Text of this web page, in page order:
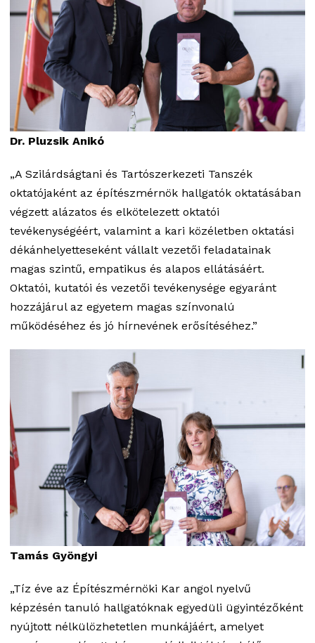
Dr. Pluzsik Anikó
„A Szilárdságtani és Tartószerkezeti Tanszék
oktatójaként az építészmérnök hallgatók oktatásában
végzett alázatos és elkötelezett oktatói
tevékenységéért, valamint a kari közéletben oktatási
dékánhelyetteseként vállalt vezetői feladatainak
magas szintű, empatikus és alapos ellátásáért.
Oktatói, kutatói és vezetői tevékenysége egyaránt
hozzájárul az egyetem magas színvonalú
működéséhez és jó hírnevének erősítéséhez.”
Tamás Gyöngyi
„Tíz éve az Építészmérnöki Kar angol nyelvű
képzésén tanuló hallgatóknak egyedüli ügyintézőként
nyújtott nélkülözhetetlen munkájáért, amelyet